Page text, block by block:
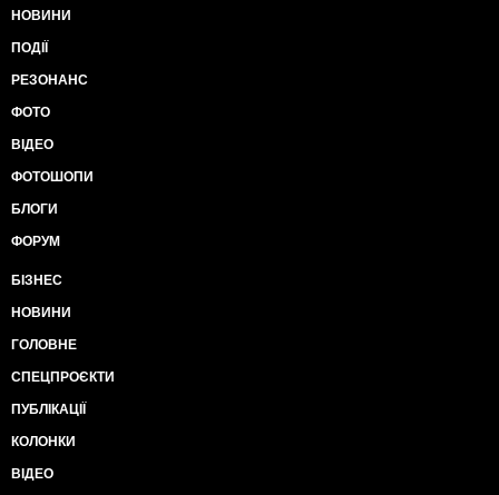
НОВИНИ
ПОДІЇ
РЕЗОНАНС
ФОТО
ВІДЕО
ФОТОШОПИ
БЛОГИ
ФОРУМ
БІЗНЕС
НОВИНИ
ГОЛОВНЕ
СПЕЦПРОЄКТИ
ПУБЛІКАЦІЇ
КОЛОНКИ
ВІДЕО